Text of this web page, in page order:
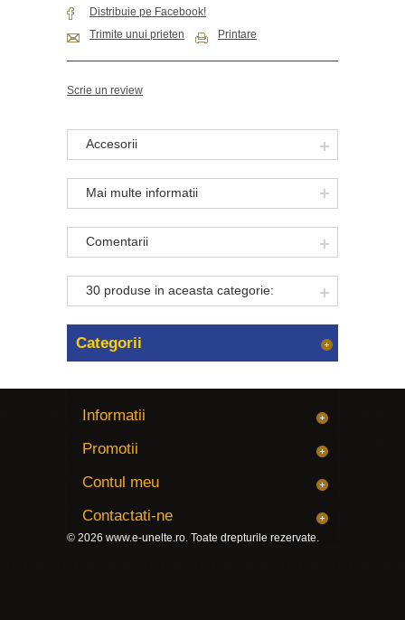
Distribuie pe Facebook!
Trimite unui prieten
Printare
Scrie un review
Accesorii
Mai multe informatii
Comentarii
30 produse in aceasta categorie:
Categorii
Informatii
Promotii
Contul meu
Contactati-ne
© 2026 www.e-unelte.ro. Toate drepturile rezervate.